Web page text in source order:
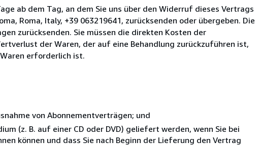
ab dem Tag, an dem Sie uns über den Widerruf dieses Vertrags
Roma, Italy, +39 063219641, zurücksenden oder übergeben. Die
zurücksenden. Sie müssen die direkten Kosten der
der Waren, der auf eine Behandlung zurückzuführen ist,
erforderlich ist.
von Abonnementverträgen; und
(z. B. auf einer CD oder DVD) geliefert werden, wenn Sie bei
können und dass Sie nach Beginn der Lieferung den Vertrag